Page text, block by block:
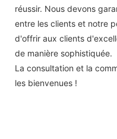
réussir. Nous devons
entre les clients et notre
d'offrir aux clients
de manière sophistiquée.
La consultation et la
les bienvenues !